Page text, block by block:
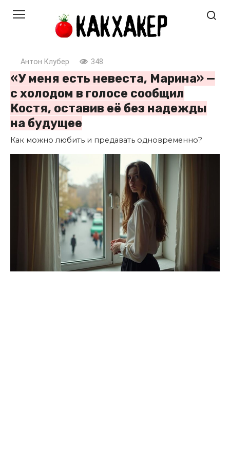
Антон Клубер 348
«У меня есть невеста, Марина» —
с холодом в голосе сообщил
Костя, оставив её без надежды
на будущее
Как можно любить и предавать одновременно?